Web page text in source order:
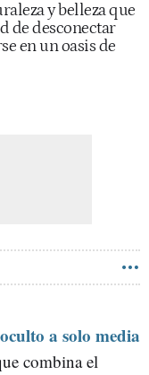
y belleza que
de desconectar
en un oasis de
a solo media
combina el